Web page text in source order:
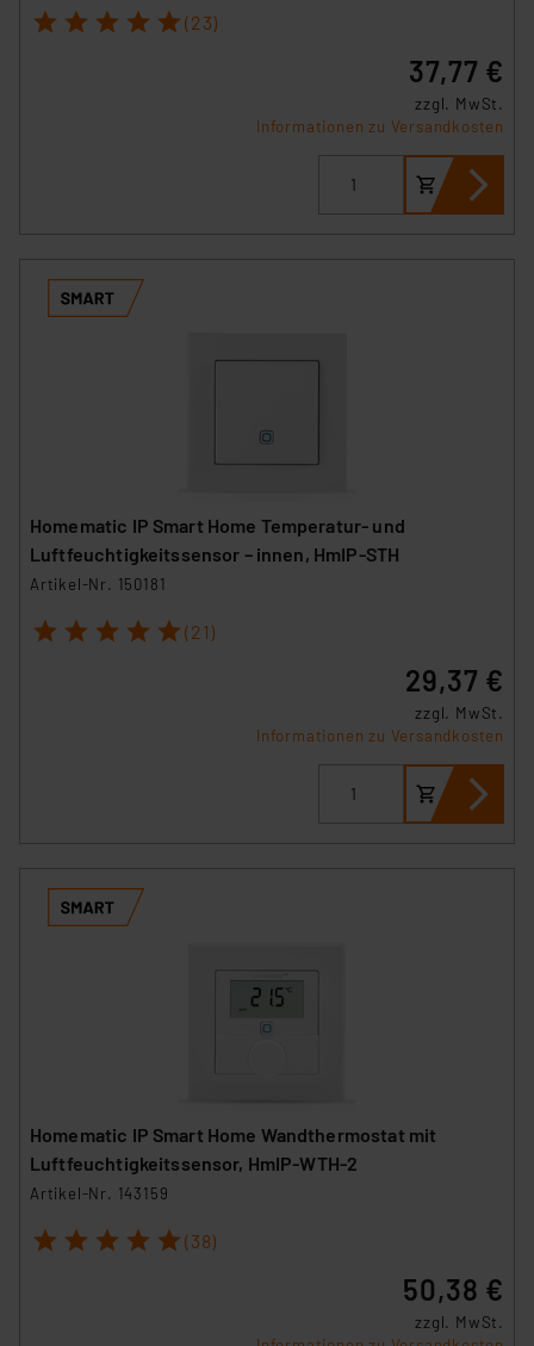
1 2 3 4 5 (23)
37,77 €
zzgl. MwSt.
Informationen zu Versandkosten
Homematic IP Smart Home Temperatur- und
Luftfeuchtigkeitssensor – innen, HmIP-STH
Artikel-Nr. 150181
1 2 3 4 5 (21)
29,37 €
zzgl. MwSt.
Informationen zu Versandkosten
Homematic IP Smart Home Wandthermostat mit
Luftfeuchtigkeitssensor, HmIP-WTH-2
Artikel-Nr. 143159
1 2 3 4 5 (38)
50,38 €
zzgl. MwSt.